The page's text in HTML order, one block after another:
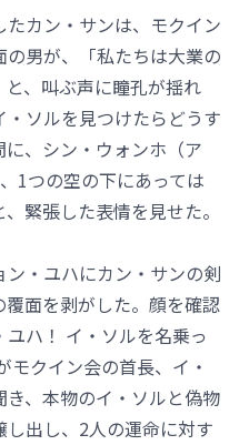
カン・サンは、モクイン
男が、「私たちは大業の
、叫ぶ声に瞳孔が揺れ
ソルを見つけたらどうす
、シン・ウォンホ（ア
1つの空の下にあっては
緊張した表情を見せた。
・ユハにカン・サンの剣
面を剥がした。顔を確認
ハ！ イ・ソルを名乗っ
モクイン会の首長、イ・
、本物のイ・ソルと偽物
出し、2人の運命に対す